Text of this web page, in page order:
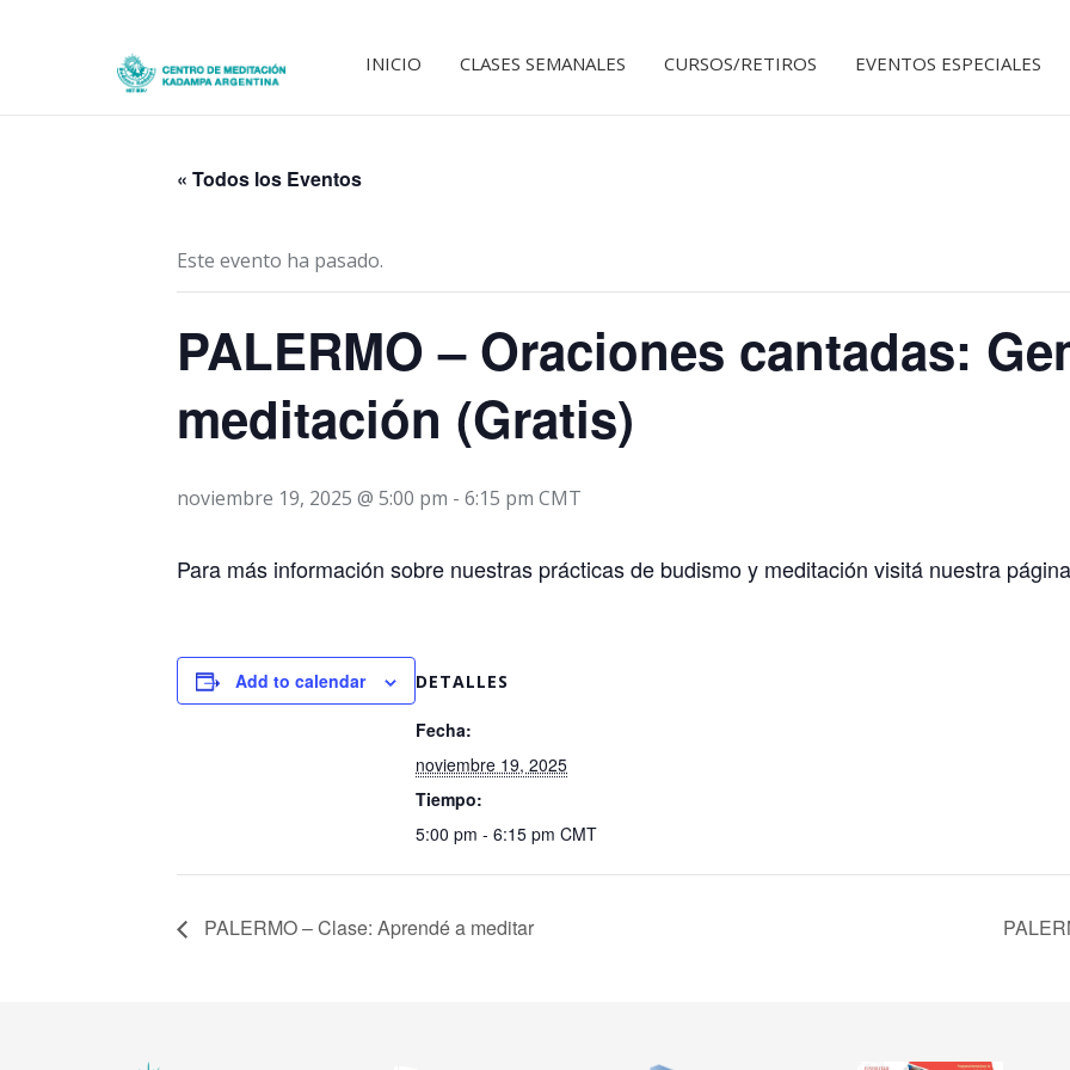
INICIO CLASES SEMANALES CURSOS/RETIROS EVENTOS ESPECIALES
« Todos los Eventos
Este evento ha pasado.
PALERMO – Oraciones cantadas:
meditación (Gratis)
noviembre 19, 2025 @ 5:00 pm - 6:15 pm CMT
Para más información sobre nuestras prácticas de budismo y meditación visitá nuestra
Add to calendar DETALLES
Fecha:
noviembre 19, 2025
Tiempo:
5:00 pm - 6:15 pm CMT
PALERMO – Clase: Aprendé a meditar